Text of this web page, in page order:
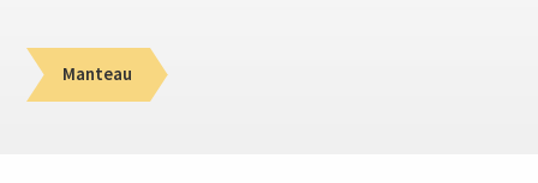
Manteau